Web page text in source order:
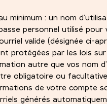
minimum : un nom
personnel utilisé
valide (désignée ci-
protégées par les lois
autre que vos nom
obligatoire ou
de votre compte
générés